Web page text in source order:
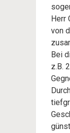
Herr
von
Bei
z.B.